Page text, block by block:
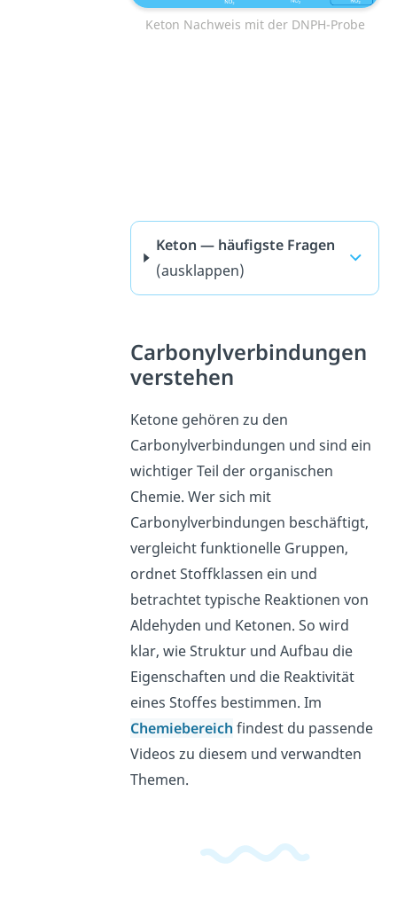
Keton Nachweis mit der DNPH-Probe
Keton — häufigste Fragen
(ausklappen)
Carbonylverbindungen
verstehen
Ketone gehören zu den
Carbonylverbindungen und sind ein
wichtiger Teil der organischen
Chemie. Wer sich mit
Carbonylverbindungen beschäftigt,
vergleicht funktionelle Gruppen,
ordnet Stoffklassen ein und
betrachtet typische Reaktionen von
Aldehyden und Ketonen. So wird
klar, wie Struktur und Aufbau die
Eigenschaften und die Reaktivität
eines Stoffes bestimmen. Im
Chemiebereich findest du passende
Videos zu diesem und verwandten
Themen.